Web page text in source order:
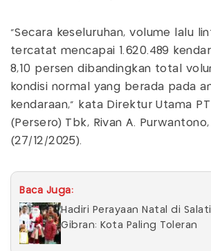
"Secara keseluruhan, volume lalu
tercatat mencapai 1.620.489
8,10 persen dibandingkan total
kondisi normal yang berada pada
kendaraan," kata Direktur Utama
(Persero) Tbk, Rivan A.
(27/12/2025).
Baca Juga:
Hadiri Perayaan Natal di
Gibran: Kota Paling Toleran